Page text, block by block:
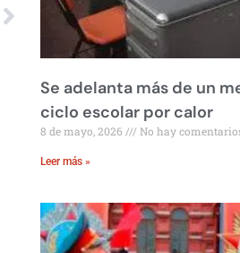
Se adelanta más de un
ciclo escolar por calor
8 de mayo, 2026 No hay
Leer más »